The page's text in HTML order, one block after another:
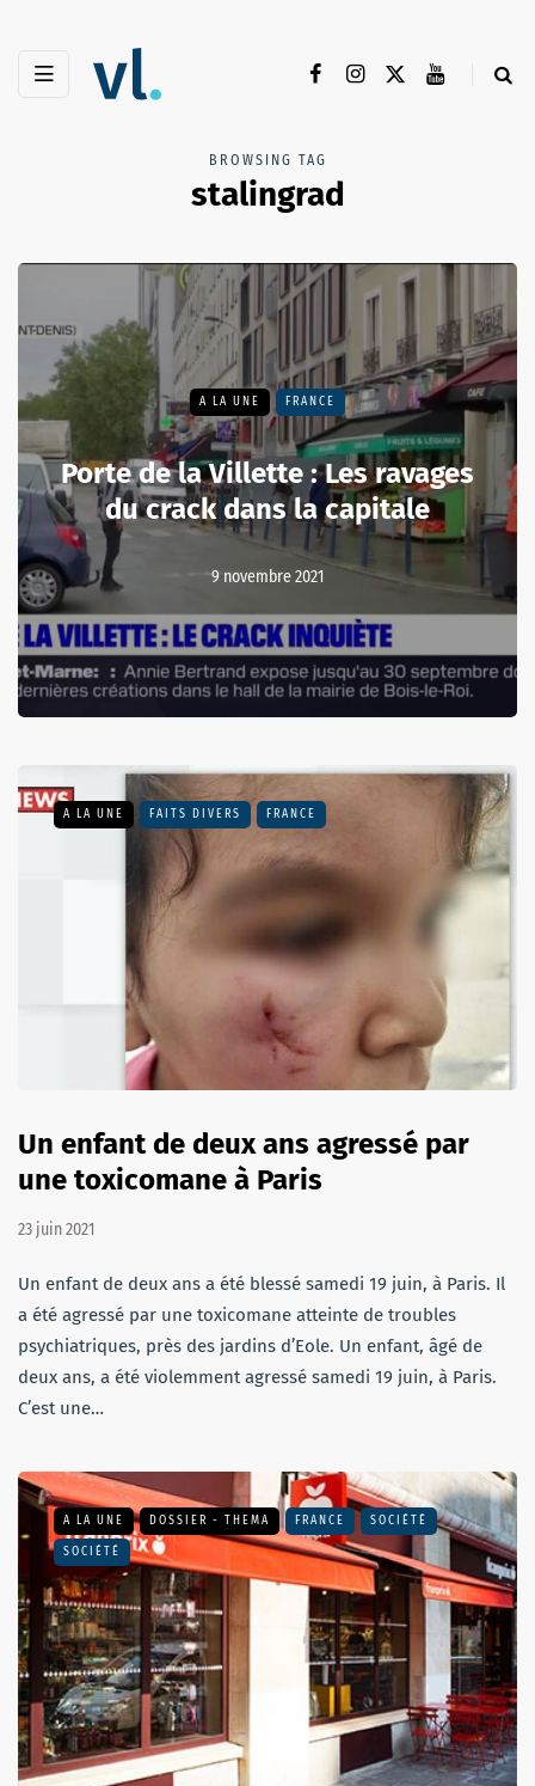
BROWSING TAG
stalingrad
A LA UNE FRANCE
Porte de la Villette : Les ravages
du crack dans la capitale
9 novembre 2021
A LA UNE FAITS DIVERS FRANCE
Un enfant de deux ans agressé par
une toxicomane à Paris
23 juin 2021
Un enfant de deux ans a été blessé samedi 19 juin, à Paris. Il
a été agressé par une toxicomane atteinte de troubles
psychiatriques, près des jardins d’Eole. Un enfant, âgé de
deux ans, a été violemment agressé samedi 19 juin, à Paris.
C’est une…
A LA UNE DOSSIER - THEMA FRANCE SOCIÉTÉ
SOCIÉTÉ